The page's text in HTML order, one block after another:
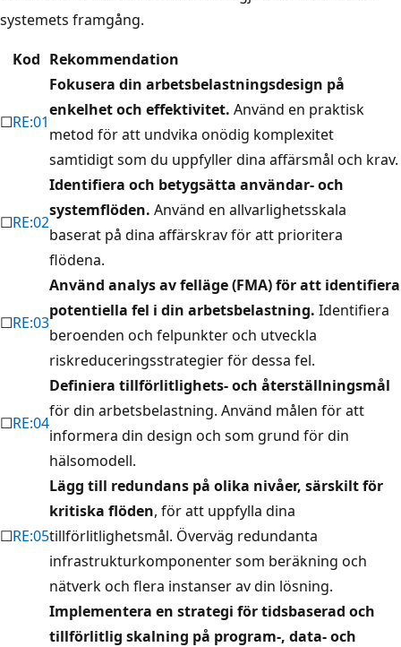
systemets framgång.
Kod Rekommendation
☐RE:01
Fokusera din arbetsbelastningsdesign på
enkelhet och effektivitet. Använd en praktisk
metod för att undvika onödig komplexitet
samtidigt som du uppfyller dina affärsmål och krav.
☐RE:02
Identifiera och betygsätta användar- och
systemflöden. Använd en allvarlighetsskala
baserat på dina affärskrav för att prioritera
flödena.
☐RE:03
Använd analys av felläge (FMA) för att identifiera
potentiella fel i din arbetsbelastning. Identifiera
beroenden och felpunkter och utveckla
riskreduceringsstrategier för dessa fel.
☐RE:04
Definiera tillförlitlighets- och återställningsmål
för din arbetsbelastning. Använd målen för att
informera din design och som grund för din
hälsomodell.
☐RE:05
Lägg till redundans på olika nivåer, särskilt för
kritiska flöden, för att uppfylla dina
tillförlitlighetsmål. Överväg redundanta
infrastrukturkomponenter som beräkning och
nätverk och flera instanser av din lösning.
Implementera en strategi för tidsbaserad och
tillförlitlig skalning på program-, data- och